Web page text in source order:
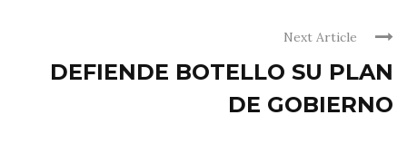
Next Article
DEFIENDE BOTELLO SU PLAN
DE GOBIERNO